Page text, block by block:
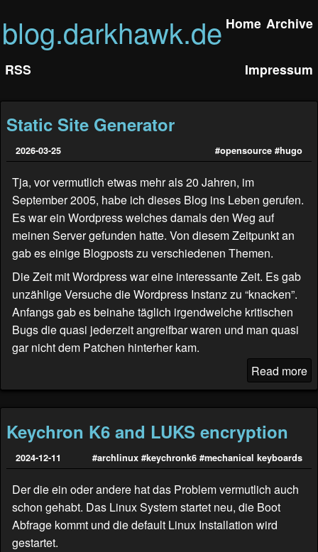
blog.darkhawk.de Home Archive
RSS Impressum
Static Site Generator
2026-03-25 #opensource #hugo
Tja, vor vermutlich etwas mehr als 20 Jahren, im
September 2005, habe ich dieses Blog ins Leben gerufen.
Es war ein Wordpress welches damals den Weg auf
meinen Server gefunden hatte. Von diesem Zeitpunkt an
gab es einige Blogposts zu verschiedenen Themen.
Die Zeit mit Wordpress war eine interessante Zeit. Es gab
unzählige Versuche die Wordpress Instanz zu “knacken”.
Anfangs gab es beinahe täglich irgendwelche kritischen
Bugs die quasi jederzeit angreifbar waren und man quasi
gar nicht dem Patchen hinterher kam.
Read more
Keychron K6 and LUKS encryption
2024-12-11 #archlinux #keychronk6 #mechanical keyboards
Der die ein oder andere hat das Problem vermutlich auch
schon gehabt. Das Linux System startet neu, die Boot
Abfrage kommt und die default Linux Installation wird
gestartet.